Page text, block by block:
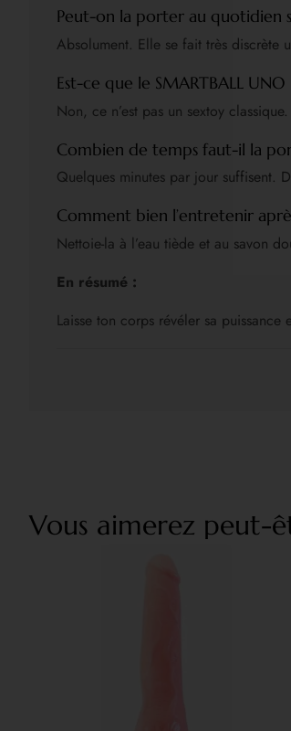
Peut-on la porter au quotidien
Absolument. Elle se fait très discrète
Est-ce que le SMARTBALL
Non, ce n’est pas un sextoy
Combien de temps faut-il la
Quelques minutes par jour suffisent.
Comment bien l’entretenir
Nettoie-la à l’eau tiède et au savon
En résumé :
Laisse ton corps révéler sa puissance
Vous aimerez peut-